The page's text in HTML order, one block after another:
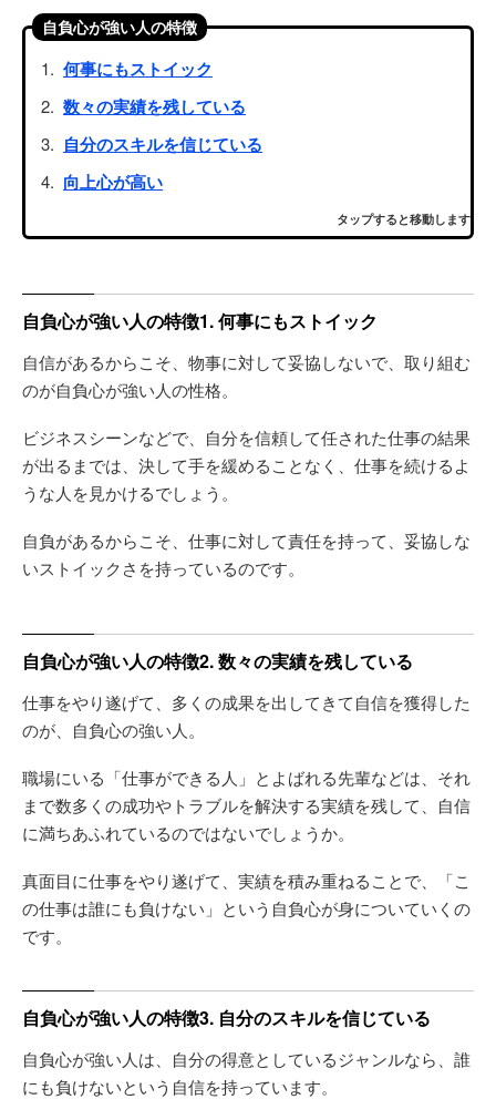
自負心が強い人の特徴
何事にもストイック
数々の実績を残している
自分のスキルを信じている
向上心が高い
タップすると移動します
自負心が強い人の特徴1. 何事にもストイック
自信があるからこそ、物事に対して妥協しないで、取り組む
のが自負心が強い人の性格。
ビジネスシーンなどで、自分を信頼して任された仕事の結果
が出るまでは、決して手を緩めることなく、仕事を続けるよ
うな人を見かけるでしょう。
自負があるからこそ、仕事に対して責任を持って、妥協しな
いストイックさを持っているのです。
自負心が強い人の特徴2. 数々の実績を残している
仕事をやり遂げて、多くの成果を出してきて自信を獲得した
のが、自負心の強い人。
職場にいる「仕事ができる人」とよばれる先輩などは、それ
まで数多くの成功やトラブルを解決する実績を残して、自信
に満ちあふれているのではないでしょうか。
真面目に仕事をやり遂げて、実績を積み重ねることで、「こ
の仕事は誰にも負けない」という自負心が身についていくの
です。
自負心が強い人の特徴3. 自分のスキルを信じている
自負心が強い人は、自分の得意としているジャンルなら、誰
にも負けないという自信を持っています。